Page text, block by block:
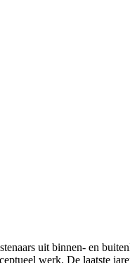
uit binnen- en
werk. De laatste